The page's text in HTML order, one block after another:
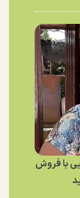
کلمبیایی با فروش